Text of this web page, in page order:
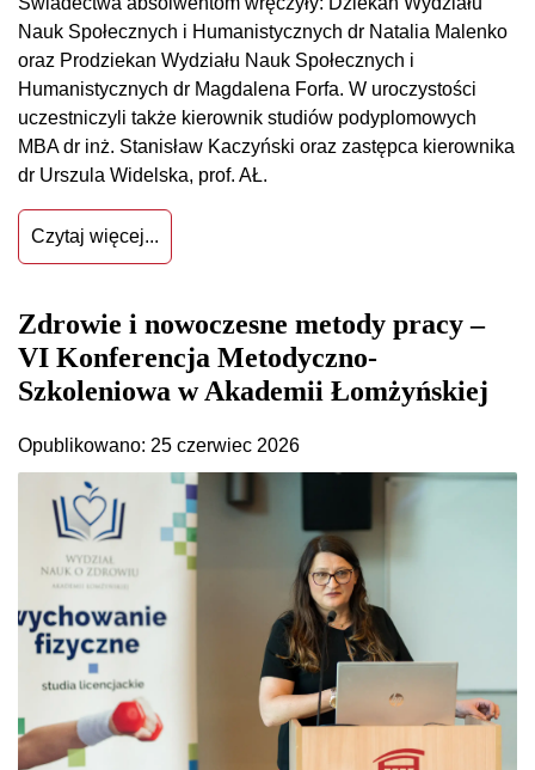
Nauk Społecznych i Humanistycznych dr Natalia Malenko
oraz Prodziekan Wydziału Nauk Społecznych i
Humanistycznych dr Magdalena Forfa. W uroczystości
uczestniczyli także kierownik studiów podyplomowych
MBA dr inż. Stanisław Kaczyński oraz zastępca kierownika
dr Urszula Widelska, prof. AŁ.
Czytaj więcej...
Zdrowie i nowoczesne metody pracy –
VI Konferencja Metodyczno-
Szkoleniowa w Akademii Łomżyńskiej
Opublikowano: 25 czerwiec 2026